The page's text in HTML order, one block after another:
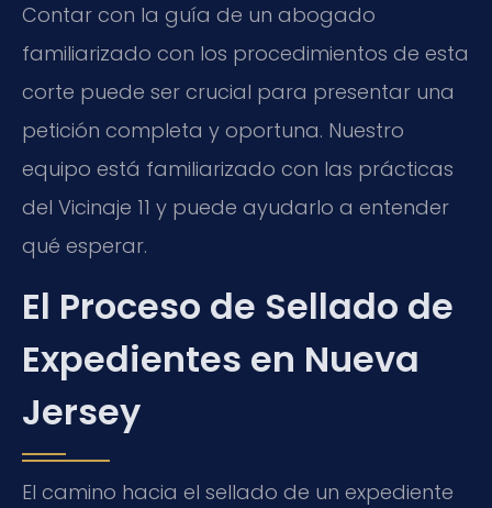
Contar con la guía de un abogado
familiarizado con los procedimientos de esta
corte puede ser crucial para presentar una
petición completa y oportuna. Nuestro
equipo está familiarizado con las prácticas
del Vicinaje 11 y puede ayudarlo a entender
qué esperar.
El Proceso de Sellado de
Expedientes en Nueva
Jersey
El camino hacia el sellado de un expediente